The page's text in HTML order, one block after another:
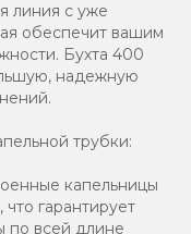
линия с уже
обеспечит вашим
Бухта 400
надежную
трубки:
капельницы
гарантирует
по всей длине